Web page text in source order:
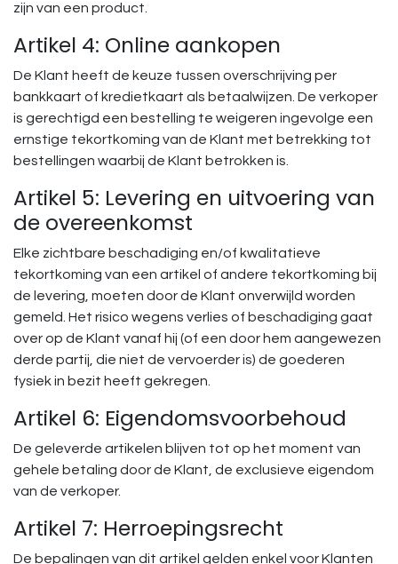
zijn van een product.
Artikel 4: Online aankopen
De Klant heeft de keuze tussen overschrijving per
bankkaart of kredietkaart als betaalwijzen. De verkoper
is gerechtigd een bestelling te weigeren ingevolge een
ernstige tekortkoming van de Klant met betrekking tot
bestellingen waarbij de Klant betrokken is.
Artikel 5: Levering en uitvoering van
de overeenkomst
Elke zichtbare beschadiging en/of kwalitatieve
tekortkoming van een artikel of andere tekortkoming bij
de levering, moeten door de Klant onverwijld worden
gemeld. Het risico wegens verlies of beschadiging gaat
over op de Klant vanaf hij (of een door hem aangewezen
derde partij, die niet de vervoerder is) de goederen
fysiek in bezit heeft gekregen.
Artikel 6: Eigendomsvoorbehoud
De geleverde artikelen blijven tot op het moment van
gehele betaling door de Klant, de exclusieve eigendom
van de verkoper.
Artikel 7: Herroepingsrecht
De bepalingen van dit artikel gelden enkel voor Klanten